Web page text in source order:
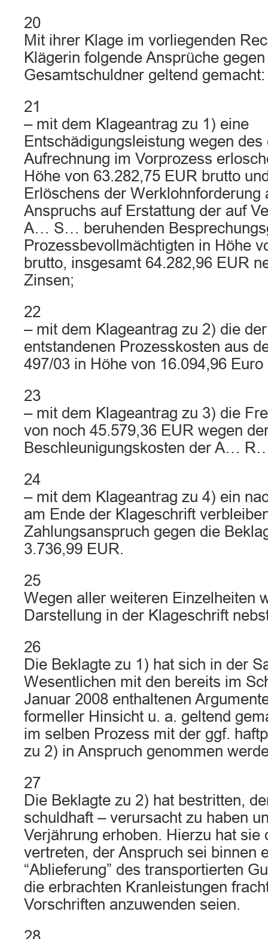
20
Mit ihrer Klage im vorliegenden
Klägerin folgende Ansprüche
Gesamtschuldner geltend gemacht:
21
– mit dem Klageantrag zu 1) eine
Entschädigungsleistung wegen des
Aufrechnung im Vorprozess
Höhe von 63.282,75 EUR brutto
Erlöschens der Werklohnforderung
Anspruchs auf Erstattung der auf
A… S… beruhenden
Prozessbevollmächtigten in Höhe
brutto, insgesamt 64.282,96 EUR
Zinsen;
22
– mit dem Klageantrag zu 2) die
entstandenen Prozesskosten aus
497/03 in Höhe von 16.094,96
23
– mit dem Klageantrag zu 3) die
von noch 45.579,36 EUR wegen
Beschleunigungskosten der A…
24
– mit dem Klageantrag zu 4) ein
am Ende der Klageschrift
Zahlungsanspruch gegen die
3.736,99 EUR.
25
Wegen aller weiteren Einzelheiten
Darstellung in der Klageschrift
26
Die Beklagte zu 1) hat sich in der
Wesentlichen mit den bereits im
Januar 2008 enthaltenen
formeller Hinsicht u. a. geltend
im selben Prozess mit der ggf.
zu 2) in Anspruch genommen
27
Die Beklagte zu 2) hat bestritten,
schuldhaft – verursacht zu haben
Verjährung erhoben. Hierzu hat sie
vertreten, der Anspruch sei binnen
“Ablieferung” des transportierten
die erbrachten Kranleistungen
Vorschriften anzuwenden seien.